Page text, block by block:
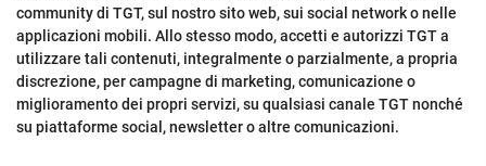
community di TGT, sul nostro sito web, sui social network o nelle
applicazioni mobili. Allo stesso modo, accetti e autorizzi TGT a
utilizzare tali contenuti, integralmente o parzialmente, a propria
discrezione, per campagne di marketing, comunicazione o
miglioramento dei propri servizi, su qualsiasi canale TGT nonché
su piattaforme social, newsletter o altre comunicazioni.